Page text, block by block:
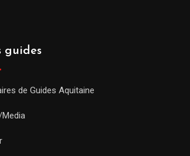
guides
de Guides Aquitaine